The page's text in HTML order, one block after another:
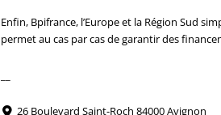
Enfin, Bpifrance, l’Europe et la Région Sud
permet au cas par cas de garantir des
26 Boulevard Saint-Roch 84000 Avignon